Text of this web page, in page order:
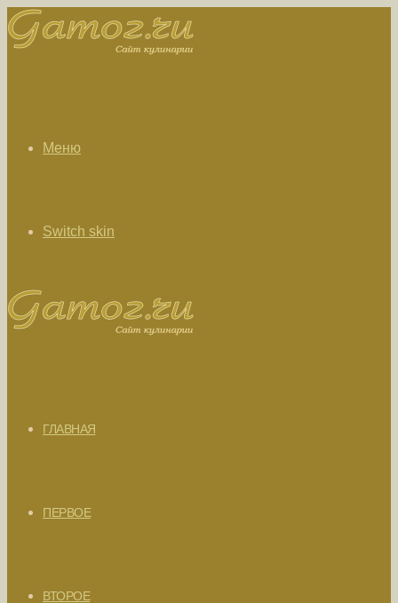
Меню
Switch skin
ГЛАВНАЯ
ПЕРВОЕ
ВТОРОЕ